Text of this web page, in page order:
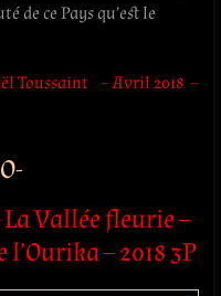
de ce Pays qu’est le
Toussaint – Avril 2018 –
Vallée fleurie –
– 2018 3P